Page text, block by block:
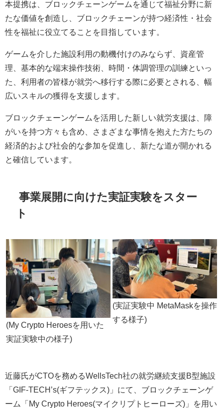
本提携は、ブロックチェーンゲームを通じて福祉分野に新
たな価値を創造し、ブロックチェーンが持つ経済性・社会
性を福祉に役立てることを目指しています。
ゲームを介した施設利用の動機付けのみならず、資産管
理、基本的な端末操作技術、時間・体調管理の訓練といっ
た、利用者の皆様が就労へ移行する際に必要とされる、幅
広いスキルの獲得を支援します。
ブロックチェーンゲームを活用した新しい就労支援は、障
がいを持つ方々も含め、さまざまな事情を抱えた方たちの
経済的および社会的な参加を促進し、新たな道が開かれる
と確信しています。
事業展開に向けた実証実験をスター
ト
(My Crypto Heroesを用いた
実証実験中の様子)
(実証実験中 MetaMaskを操作
する様子)
近藤氏がCTOを務めるWellsTech社の就労継続支援B型施設
「GIF-TECH’s(ギフテックス)」にて、ブロックチェーンゲ
ーム「My Crypto Heroes(マイクリプトヒーローズ)」を用い